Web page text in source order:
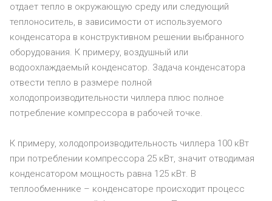
отдает тепло в окружающую среду или следующий
теплоноситель, в зависимости от используемого
конденсатора в конструктивном решении выбранного
оборудования. К примеру, воздушный или
водоохлаждаемый конденсатор. Задача конденсатора
отвести тепло в размере полной
холодопроизводительности чиллера плюс полное
потребление компрессора в рабочей точке.
К примеру, холодопроизводительность чиллера 100 кВт
при потреблении компрессора 25 кВт, значит отводимая
конденсатором мощность равна 125 кВт. В
теплообменнике – конденсаторе происходит процесс